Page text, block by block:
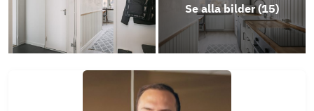
Se alla bilder (15)